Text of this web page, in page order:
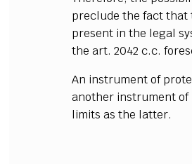
preclude the fact that
present in the legal
the art. 2042 c.c.
An instrument of
another instrument
limits as the latter.